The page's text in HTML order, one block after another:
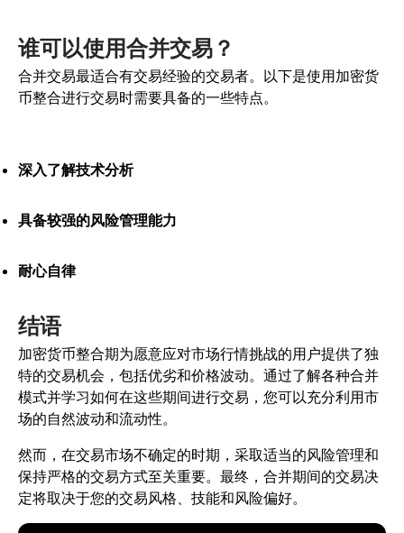
谁可以使用合并交易？
合并交易最适合有交易经验的交易者。以下是使用加密货
币整合进行交易时需要具备的一些特点。
深入了解技术分析
具备较强的风险管理能力
耐心自律
结语
加密货币整合期为愿意应对市场行情挑战的用户提供了独
特的交易机会，包括优劣和价格波动。通过了解各种合并
模式并学习如何在这些期间进行交易，您可以充分利用市
场的自然波动和流动性。
然而，在交易市场不确定的时期，采取适当的风险管理和
保持严格的交易方式至关重要。最终，合并期间的交易决
定将取决于您的交易风格、技能和风险偏好。